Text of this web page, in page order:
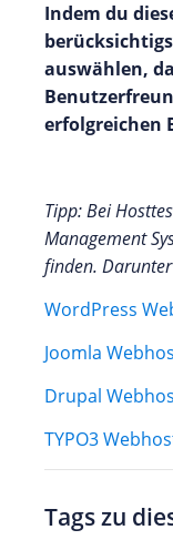
Indem du
auswählen,
erfolgreichen
Tipp: Bei
Management
finden.
WordPress
Joomla
Drupal
TYPO3
Tags zu